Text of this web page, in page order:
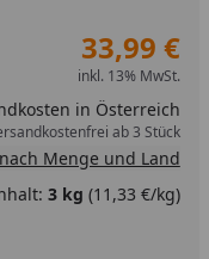
33,99 €
inkl. 13% MwSt.
in Österreich
ab 3 Stück
Menge und Land
3 kg (11,33 €/kg)